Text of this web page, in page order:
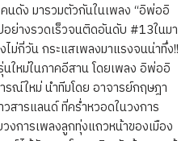
นดัง มารวมตัวกันในเพลง “อิพ่ออิ
อย่างรวดเร็วจนติดอันดับ #13ในมา
ม่กี่วัน กระแสเพลงมาแรงจนน่าทึ่ง!!
ใหม่ในภาคอีสาน โดยเพลง อิพ่ออิ
รณ์ใหม่ นำทีมโดย อาจารย์กฤษฎา
ารแลนด์ ที่คร่ำหวอดในวงการ
งการเพลงลูกทุ่งแถวหน้าของเมือง